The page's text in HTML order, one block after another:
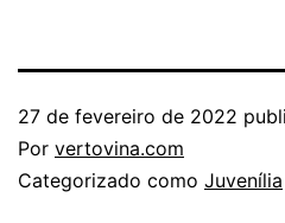
27 de fevereiro de 2022
Por vertovina.com
Categorizado como Juvenília